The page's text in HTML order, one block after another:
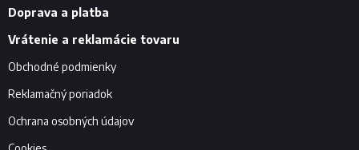
Doprava a platba
Vrátenie a reklamácie tovaru
Obchodné podmienky
Reklamačný poriadok
Ochrana osobných údajov